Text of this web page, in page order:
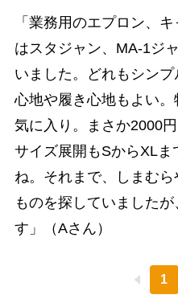
「業務用のエプロン、
はスタジャン、MA-1ジ
いました。どれもシン
心地や履き心地もよい
気に入り。まさか2000
サイズ展開もSからXL
ね。それまで、しまむ
ものを探していました
す」（Aさん）
1